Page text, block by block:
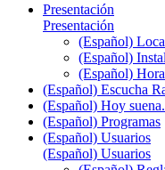
Presentación
Presentación
(Español)
(Español)
(Español)
(Español) Escucha
(Español) Hoy
(Español) Programas
(Español) Usuarios
(Español) Usuarios